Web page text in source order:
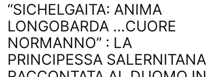
“SICHELGAITA: ANIMA
LONGOBARDA …CUORE
NORMANNO” : LA
PRINCIPESSA SALERNITANA